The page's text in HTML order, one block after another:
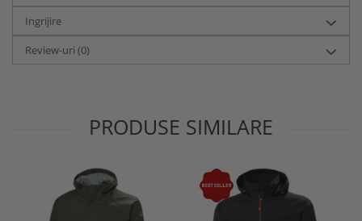
Ingrijire
Review-uri (0)
PRODUSE SIMILARE